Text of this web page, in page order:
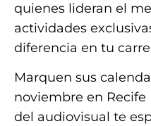
quienes lideran el
actividades
diferencia en tu
Marquen sus
noviembre en Recife
del audiovisual te